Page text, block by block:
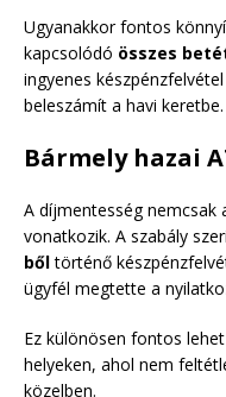
Ugyanakkor fontos
kapcsolódó összes
ingyenes
beleszámít a havi keretbe.
Bármely hazai
A díjmentesség nemcsak
vonatkozik. A szabály
bőltörténő
ügyfél megtette a
Ez különösen fontos
helyeken, ahol nem
közelben.